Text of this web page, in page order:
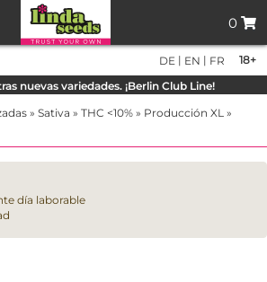
0
18+
DE | EN | FR
nuevas variedades. ¡Berlin Club Line!
» Sativa » THC <10% » Producción XL »
día laborable